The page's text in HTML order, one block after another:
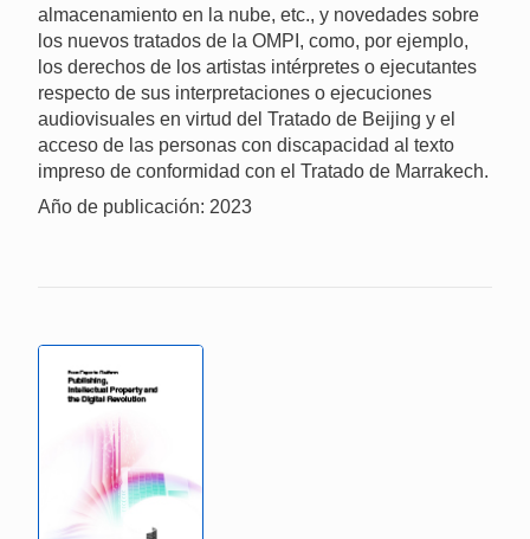
almacenamiento en la nube, etc., y novedades sobre
los nuevos tratados de la OMPI, como, por ejemplo,
los derechos de los artistas intérpretes o ejecutantes
respecto de sus interpretaciones o ejecuciones
audiovisuales en virtud del Tratado de Beijing y el
acceso de las personas con discapacidad al texto
impreso de conformidad con el Tratado de Marrakech.
Año de publicación: 2023